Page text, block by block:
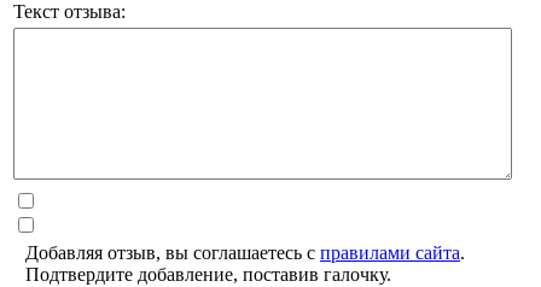
Текст отзыва:
Добавляя отзыв, вы соглашаетесь с правилами сайта.
Подтвердите добавление, поставив галочку.